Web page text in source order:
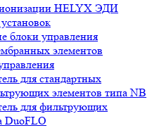
HELYX ЭДИ
блоки управления
элементов
для стандартных
элементов типа NB
для фильтрующих
DuoFLO